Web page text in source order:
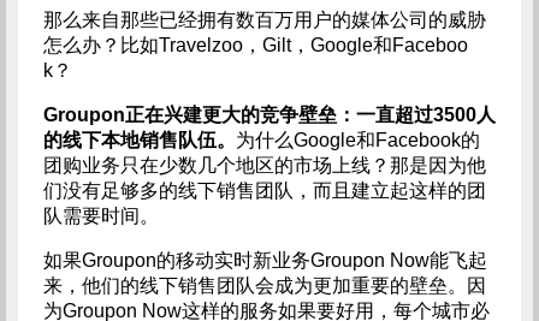
那么来自那些已经拥有数百万用户的媒体公司的威胁
怎么办？比如Travelzoo，Gilt，Google和Faceboo
k？
Groupon正在兴建更大的竞争壁垒：一直超过3500人
的线下本地销售队伍。 为什么Google和Facebook的
团购业务只在少数几个地区的市场上线？那是因为他
们没有足够多的线下销售团队，而且建立起这样的团
队需要时间。
如果Groupon的移动实时新业务Groupon Now能飞起
来，他们的线下销售团队会成为更加重要的壁垒。因
为Groupon Now这样的服务如果要好用，每个城市必